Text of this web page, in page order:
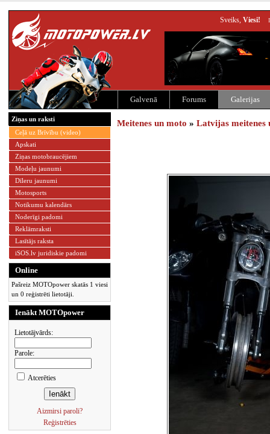
Sveiks, Viesi!
Galvenā Forums Galerijas
Ziņas un raksti
Ceļā uz Brīvību (video)
Apskati
Ziņas motobraucējiem
Modeļu jaunumi
Dīleru jaunumi
Motosports
Notikumu kalendārs
Noderīgi padomi
Reklāmraksti
Lasītājs raksta
iSOS.lv juridiskie padomi
Online
Pašreiz MOTOpower skatās 1 viesi
un 0 reģistrēti lietotāji.
Ienākt MOTOpower
Lietotājvārds:
Parole:
Atcerēties
Aizmirsi paroli?
Reģistrēties
Meitenes un moto » Latvijas meitenes